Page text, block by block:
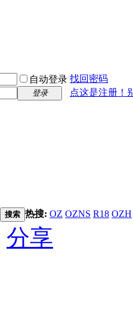
自动登录 找回密码
登录
点这是注册！
搜索 热搜: OZ OZNS R18 OZH
分享